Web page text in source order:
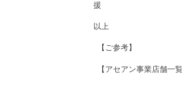
援
以上
【ご参考】
【アセアン事業店舗一覧